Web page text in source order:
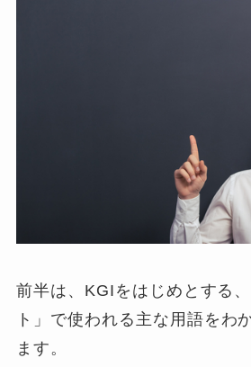
前半は、KGIをはじめとする
ト」で使われる主な用語をわ
ます。